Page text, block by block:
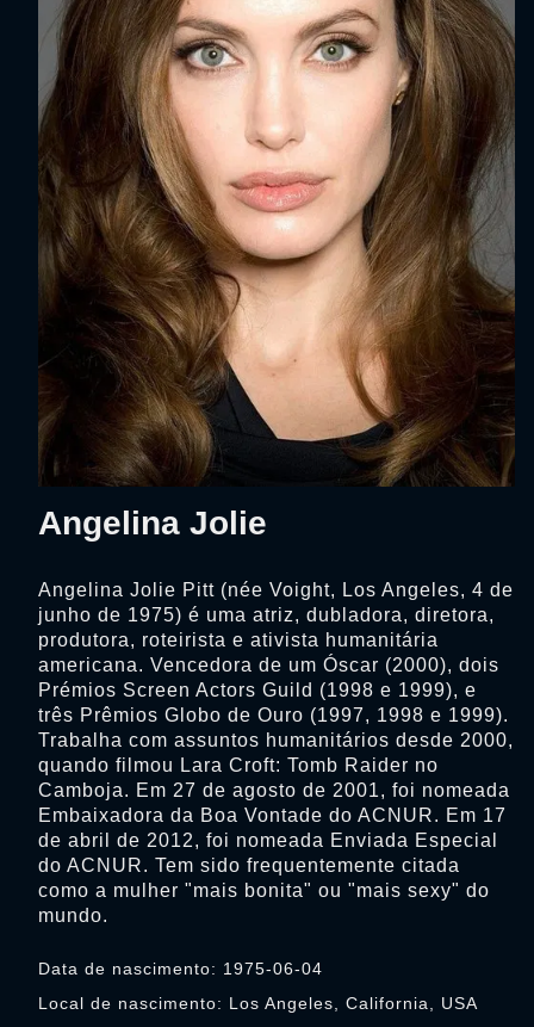
Angelina Jolie
Data de nascimento: 1975-06-04
Local de nascimento: Los Angeles, California, USA
Angelina Jolie Pitt (née Voight, Los Angeles, 4 de
junho de 1975) é uma atriz, dubladora, diretora,
produtora, roteirista e ativista humanitária
americana. Vencedora de um Óscar (2000), dois
Prémios Screen Actors Guild (1998 e 1999), e
três Prêmios Globo de Ouro (1997, 1998 e 1999).
Trabalha com assuntos humanitários desde 2000,
quando filmou Lara Croft: Tomb Raider no
Camboja. Em 27 de agosto de 2001, foi nomeada
Embaixadora da Boa Vontade do ACNUR. Em 17
de abril de 2012, foi nomeada Enviada Especial
do ACNUR. Tem sido frequentemente citada
como a mulher "mais bonita" ou "mais sexy" do
mundo.